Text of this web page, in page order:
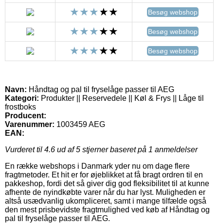
Besøg webshop
Besøg webshop
Besøg webshop
Navn: Håndtag og pal til fryselåge passer til AEG
Kategori: Produkter || Reservedele || Køl & Frys || Låge til
frostboks
Producent:
Varenummer: 1003459 AEG
EAN:
Vurderet til 4.6 ud af 5 stjerner baseret på 1 anmeldelser
En række webshops i Danmark yder nu om dage flere
fragtmetoder. Et hit er for øjeblikket at få bragt ordren til en
pakkeshop, fordi det så giver dig god fleksibilitet til at kunne
afhente de nyindkøbte varer når du har lyst. Muligheden er
altså usædvanlig ukompliceret, samt i mange tilfælde også
den mest prisbevidste fragtmulighed ved køb af Håndtag og
pal til fryselåge passer til AEG.